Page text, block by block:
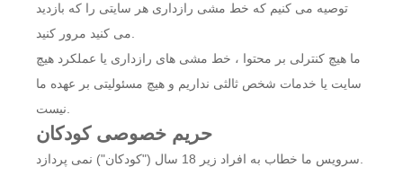
توصیه می کنیم که خط مشی رازداری هر سایتی را که بازدید
ما هیچ کنترلی بر محتوا ، خط مشی های رازداری یا عملکرد هیچ
سایت یا خدمات شخص ثالثی نداریم و هیچ مسئولیتی بر عهده ما
حریم خصوصی کودکان